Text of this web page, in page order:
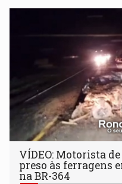
VÍDEO: Motorista
preso às ferragens
na BR-364